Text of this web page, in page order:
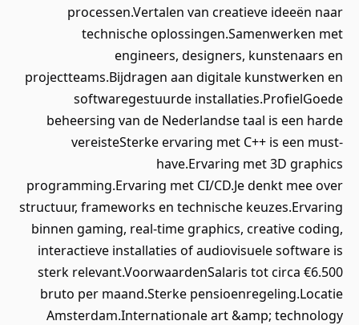
processen.Vertalen van creatieve ideeën naar
technische oplossingen.Samenwerken met
engineers, designers, kunstenaars en
projectteams.Bijdragen aan digitale kunstwerken en
softwaregestuurde installaties.ProfielGoede
beheersing van de Nederlandse taal is een harde
vereisteSterke ervaring met C++ is een must-
have.Ervaring met 3D graphics
programming.Ervaring met CI/CD.Je denkt mee over
structuur, frameworks en technische keuzes.Ervaring
binnen gaming, real-time graphics, creative coding,
interactieve installaties of audiovisuele software is
sterk relevant.VoorwaardenSalaris tot circa €6.500
bruto per maand.Sterke pensioenregeling.Locatie
Amsterdam.Internationale art &amp; technology